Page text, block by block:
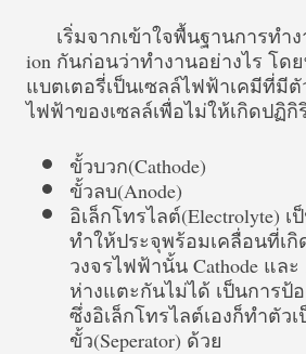
เริ่มจากเข้าใจพื้นฐานการทำง
ion กันก่อนว่าทำงานอย่างไร โด
แบตเตอรี่เป็นเซลล์ไฟฟ้าเคมีที่มี
ไฟฟ้าของเซลล์เพื่อไม่ให้เกิดปฏิ
ขั้วบวก(Cathode)
ขั้วลบ(Anode)
อิเล็กโทรไลต์(Electrolyte)
ทำให้ประจุพร้อมเคลื่อนที่เ
วงจรไฟฟ้านั้น Cathode แล
ห่างแตะกันไม่ได้ เป็นการป้
ซึ่งอิเล็กโทรไลต์เองก็ทำตัว
ขั้ว(Seperator) ด้วย